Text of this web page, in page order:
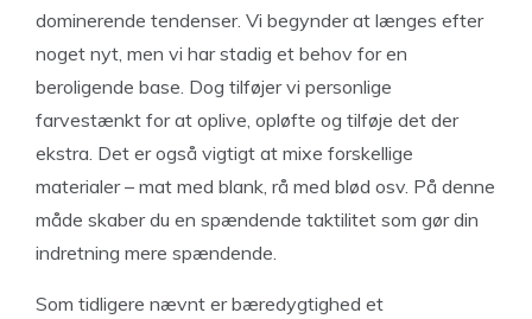
dominerende tendenser. Vi begynder at længes efter
noget nyt, men vi har stadig et behov for en
beroligende base. Dog tilføjer vi personlige
farvestænkt for at oplive, opløfte og tilføje det der
ekstra. Det er også vigtigt at mixe forskellige
materialer – mat med blank, rå med blød osv. På denne
måde skaber du en spændende taktilitet som gør din
indretning mere spændende.
Som tidligere nævnt er bæredygtighed et